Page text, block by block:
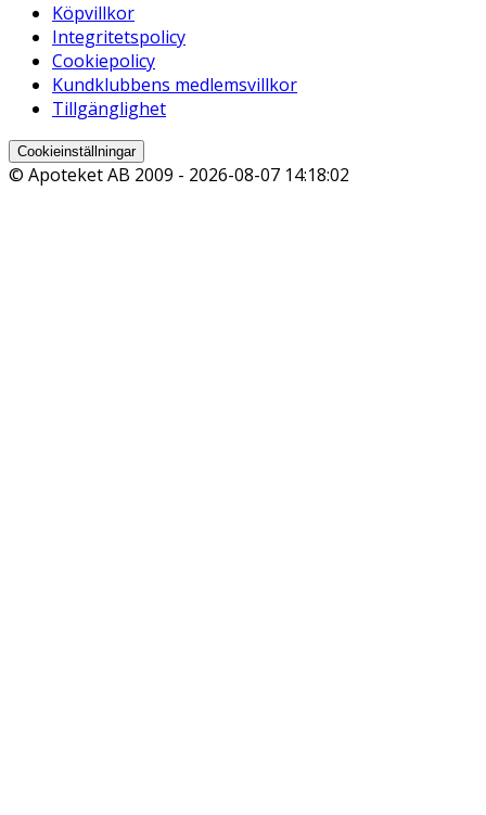
Köpvillkor
Integritetspolicy
Cookiepolicy
Kundklubbens medlemsvillkor
Tillgänglighet
Cookieinställningar
© Apoteket AB 2009 - 2026-08-07 14:18:02